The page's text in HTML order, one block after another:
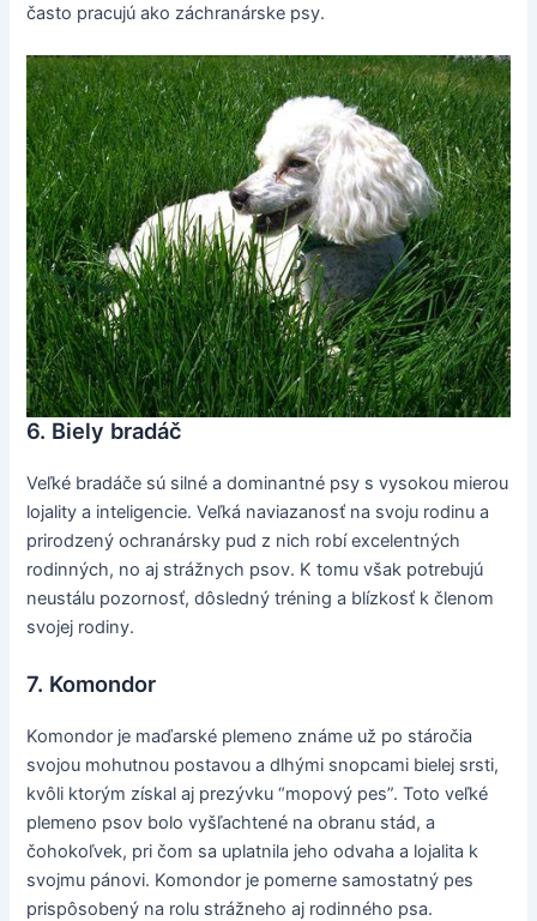
často pracujú ako záchranárske psy.
6. Biely bradáč
Veľké bradáče sú silné a dominantné psy s vysokou mierou
lojality a inteligencie. Veľká naviazanosť na svoju rodinu a
prirodzený ochranársky pud z nich robí excelentných
rodinných, no aj strážnych psov. K tomu však potrebujú
neustálu pozornosť, dôsledný tréning a blízkosť k členom
svojej rodiny.
7. Komondor
Komondor je maďarské plemeno známe už po stáročia
svojou mohutnou postavou a dlhými snopcami bielej srsti,
kvôli ktorým získal aj prezývku “mopový pes”. Toto veľké
plemeno psov bolo vyšľachtené na obranu stád, a
čohokoľvek, pri čom sa uplatnila jeho odvaha a lojalita k
svojmu pánovi. Komondor je pomerne samostatný pes
prispôsobený na rolu strážneho aj rodinného psa.